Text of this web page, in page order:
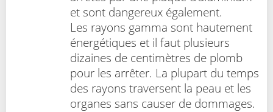
et sont dangereux également.
Les rayons gamma sont hautement
énergétiques et il faut plusieurs
dizaines de centimètres de plomb
pour les arrêter. La plupart du temps
des rayons traversent la peau et les
organes sans causer de dommages.